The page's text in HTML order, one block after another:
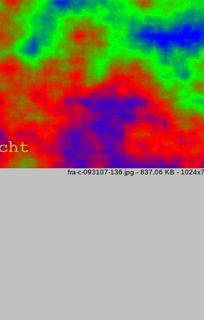
fra-c-093107-136.jpg - 837.06 KB -